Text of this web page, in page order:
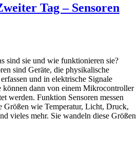
Tag – Sensoren
sind sie und wie funktionieren sie?
sind Geräte, die physikalische
und in elektrische Signale
können dann von einem Mikrocontroller
werden. Funktion Sensoren messen
Größen wie Temperatur, Licht, Druck,
vieles mehr. Sie wandeln diese Größen